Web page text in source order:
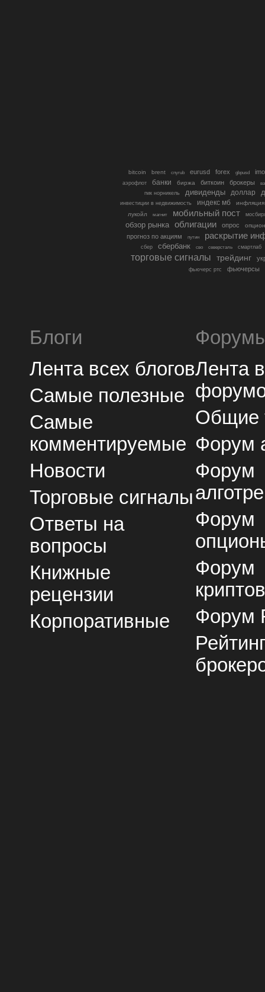
bitcoin brent cnyrub eurusd forex gbpusd
аэрофлот банки биржа биткоин брокеры
гмк норникель
дивиденды доллар
инвестиции в недвижимость индекс мб
инфляция
лукойл
магнит мобильный пост
обзор рынка облигации опрос
прогноз по акциям путин раскрытие
сбер сбербанк сво северсталь смартлаб
торговые сигналы трейдинг
фьючерс ртс фьючерсы
Блоги
Лента всех блогов
Самые полезные
Самые
комментируемые
Новости
Торговые сигналы
Ответы на
вопросы
Книжные
рецензии
Корпоративные
Лента
Общие
Форум
Форум
Форум
Форум
Форум